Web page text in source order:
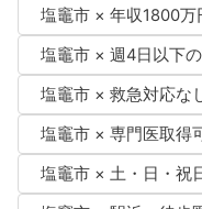
塩竈市 × 年収1800万
塩竈市 × 週4日以下
塩竈市 × 救急対応な
塩竈市 × 専門医取得
塩竈市 × 土・日・祝